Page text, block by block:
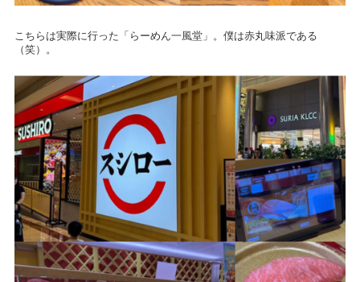
こちらは実際に行った「らーめん一風堂」。僕は赤丸味派である
（笑）。